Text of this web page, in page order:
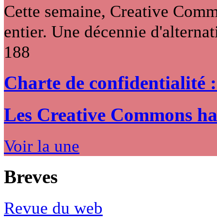
Cette semaine, Creative
entier. Une décennie
188
Charte de confidentialité
Les Creative Commons
Voir la une
Breves
Revue du web